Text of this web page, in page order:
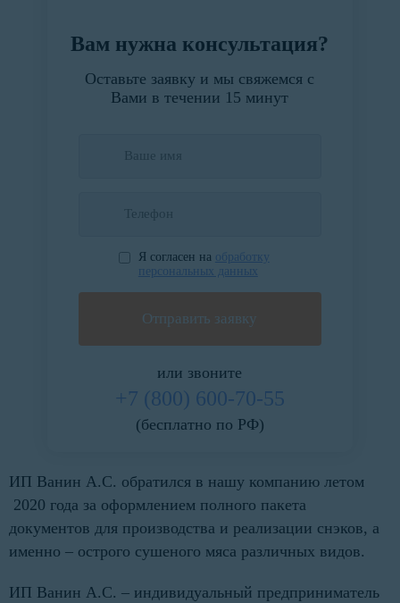
Вам нужна консультация?
Оставьте заявку и мы свяжемся с
Вами в течении 15 минут
Я согласен на обработку
персональных данных
или звоните
+7 (800) 600-70-55
(бесплатно по РФ)
ИП Ванин А.С. обратился в нашу компанию летом
2020 года за оформлением полного пакета
документов для производства и реализации снэков, а
именно – острого сушеного мяса различных видов.
ИП Ванин А.С. – индивидуальный предприниматель